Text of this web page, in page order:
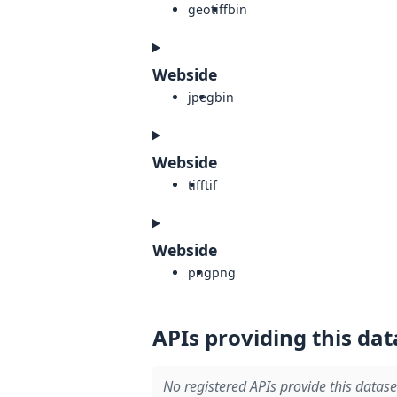
geotiffbin
Webside
jpegbin
Webside
tifftif
Webside
pngpng
APIs providing this
No registered APIs provide this